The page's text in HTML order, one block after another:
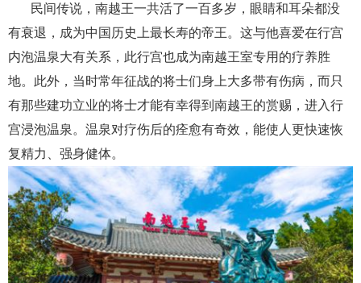
民间传说，南越王一共活了一百多岁，眼睛和耳朵都没
有衰退，成为中国历史上最长寿的帝王。这与他喜爱在行宫
内泡温泉大有关系，此行宫也成为南越王室专用的疗养胜
地。此外，当时常年征战的将士们身上大多带有伤病，而只
有那些建功立业的将士才能有幸得到南越王的赏赐，进入行
宫浸泡温泉。温泉对疗伤后的痊愈有奇效，能使人更快速恢
复精力、强身健体。